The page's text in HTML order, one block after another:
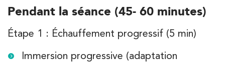
Pendant la séance (45- 60 minutes)
Étape 1 : Échauffement progressif (5 min)
Immersion progressive (adaptation